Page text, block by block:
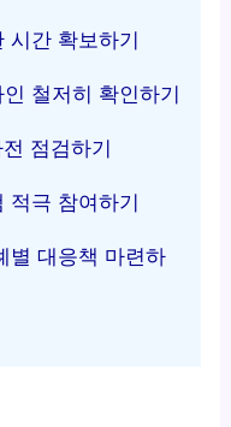
시간 확보하기
철저히 확인하기
점검하기
적극 참여하기
별 대응책 마련하